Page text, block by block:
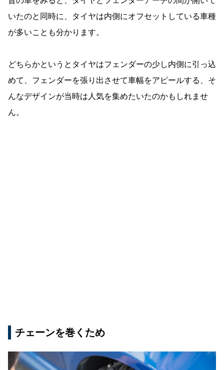
いたのと同時に、タイヤは内側にオフセットしている車種
が多いことも分かります。
どちらかというとタイヤはフェンダーの少し内側に引っ込
めて、フェンダーを張り出させて車幅をアピールする、そ
んなデザインが当時は人気を集めたいたのかもしれませ
ん。
チェーンを巻くため